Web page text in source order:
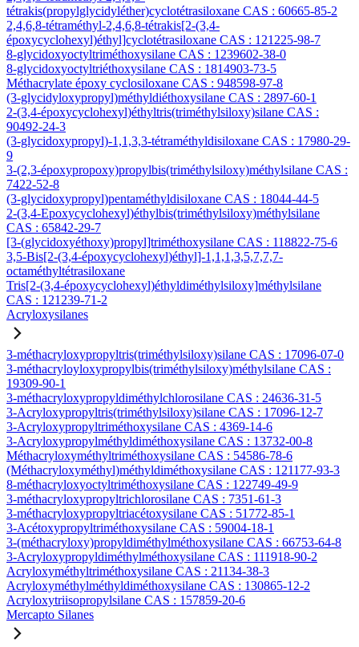
tétrakis(propylglycidyléther)cyclotétrasiloxane CAS : 60665-85-2
2,4,6,8-tétraméthyl-2,4,6,8-tétrakis[2-(3,4-
époxycyclohexyl)éthyl]cyclotétrasiloxane CAS : 121225-98-7
8-glycidoxyoctyltriméthoxysilane CAS : 1239602-38-0
8-glycidoxyoctyltriéthoxysilane CAS : 1814903-73-5
Méthacrylate époxy cyclosiloxane CAS : 948598-97-8
(3-glycidyloxypropyl)méthyldiéthoxysilane CAS : 2897-60-1
2-(3,4-époxycyclohexyl)éthyltris(triméthylsiloxy)silane CAS :
90492-24-3
(3-glycidoxypropyl)-1,1,3,3-tétraméthyldisiloxane CAS : 17980-29-
9
3-(2,3-époxypropoxy)propylbis(triméthylsiloxy)méthylsilane CAS :
7422-52-8
(3-glycidoxypropyl)pentaméthyldisiloxane CAS : 18044-44-5
2-(3,4-Epoxycyclohexyl)éthylbis(triméthylsiloxy)méthylsilane
CAS : 65842-29-7
[3-(glycidoxyéthoxy)propyl]triméthoxysilane CAS : 118822-75-6
3,5-Bis[2-(3,4-époxycyclohexyl)éthyl]-1,1,1,3,5,7,7,7-
octaméthyltétrasiloxane
Tris[2-(3,4-époxycyclohexyl)éthyldiméthylsiloxy]méthylsilane
CAS : 121239-71-2
Acryloxysilanes
3-méthacryloxypropyltris(triméthylsiloxy)silane CAS : 17096-07-0
3-méthacryloyloxypropylbis(triméthylsiloxy)méthylsilane CAS :
19309-90-1
3-méthacryloxypropyldiméthylchlorosilane CAS : 24636-31-5
3-Acryloxypropyltris(triméthylsiloxy)silane CAS : 17096-12-7
3-Acryloxypropyltriméthoxysilane CAS : 4369-14-6
3-Acryloxypropylméthyldiméthoxysilane CAS : 13732-00-8
Méthacryloxyméthyltriméthoxysilane CAS : 54586-78-6
(Méthacryloxyméthyl)méthyldiméthoxysilane CAS : 121177-93-3
8-méthacryloxyoctyltriméthoxysilane CAS : 122749-49-9
3-méthacryloxypropyltrichlorosilane CAS : 7351-61-3
3-méthacryloxypropyltriacétoxysilane CAS : 51772-85-1
3-Acétoxypropyltriméthoxysilane CAS : 59004-18-1
3-(méthacryloxy)propyldiméthylméthoxysilane CAS : 66753-64-8
3-Acryloxypropyldiméthylméthoxysilane CAS : 111918-90-2
Acryloxyméthyltriméthoxysilane CAS : 21134-38-3
Acryloxyméthylméthyldiméthoxysilane CAS : 130865-12-2
Acryloxytriisopropylsilane CAS : 157859-20-6
Mercapto Silanes